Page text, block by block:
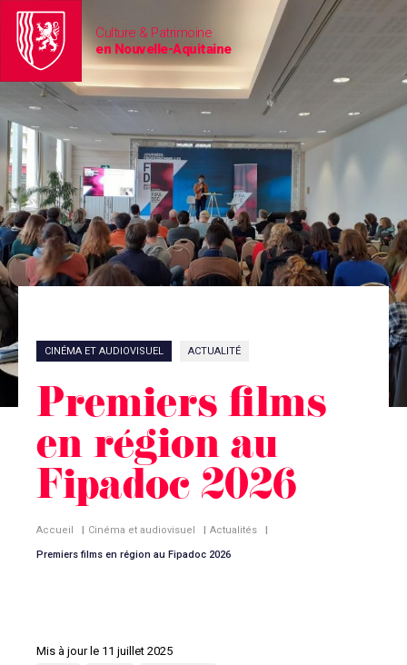
Culture & Patrimoine
en Nouvelle-Aquitaine
CINÉMA ET AUDIOVISUEL ACTUALITÉ
Premiers films
en région au
Fipadoc 2026
Accueil | Cinéma et audiovisuel | Actualités |
Premiers films en région au Fipadoc 2026
Mis à jour le 11 juillet 2025